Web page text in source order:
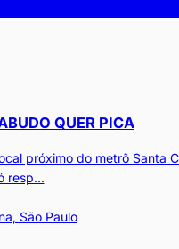
QUER PICA
próximo do metrô Santa
resp...
São Paulo